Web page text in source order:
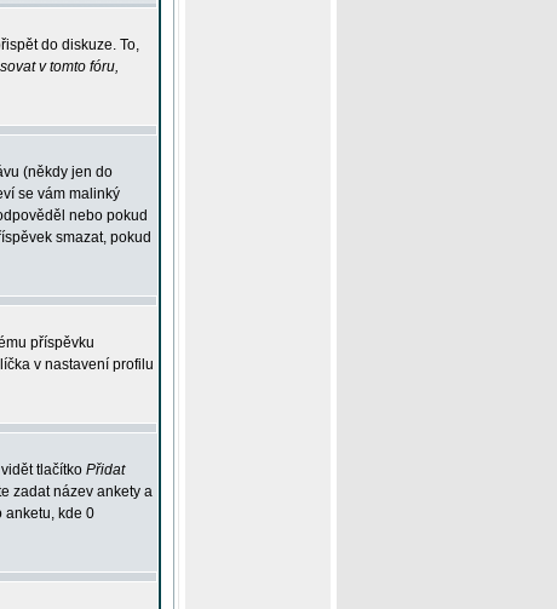
do diskuze. To,
v tomto fóru,
(někdy jen do
se vám malinký
nebo pokud
smazat, pokud
příspěvku
v nastavení profilu
tlačítko Přidat
zadat název ankety a
anketu, kde 0